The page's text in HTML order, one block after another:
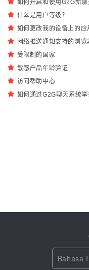
如何开启和使用G2G新
什么是用户等级？
如何更改我的设备上的应
网络推送通知支持的浏览
受限制的国家
敏感产品年龄验证
访问帮助中心
如何通过G2G聊天系统
Bahasa